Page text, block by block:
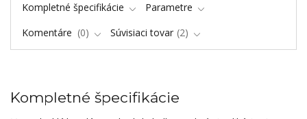
Kompletné špecifikácie
Parametre
Komentáre
0 Súvisiaci tovar 2
Kompletné špecifikácie